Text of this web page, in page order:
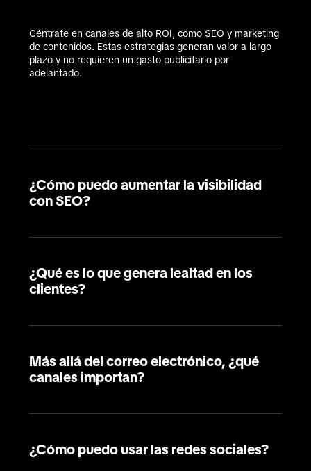
Céntrate en canales de alto ROI, como SEO y marketing
de contenidos. Estas estrategias generan valor a largo
plazo y no requieren un gasto publicitario por
adelantado.
¿Cómo puedo aumentar la visibilidad
con SEO?
¿Qué es lo que genera lealtad en los
clientes?
Más allá del correo electrónico, ¿qué
canales importan?
¿Cómo puedo usar las redes sociales?